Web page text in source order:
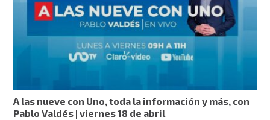
A las nueve con Uno, toda la información y más, con
Pablo Valdés | viernes 18 de abril